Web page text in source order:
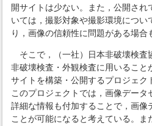
開サイトは少ない。また，公開さ
いては，撮影対象や撮影環境につい
り，画像の信頼性に問題がある場合
そこで，（一社）日本非破壊検査
非破壊検査・外観検査に用いること
サイトを構築・公開するプロジェク
このプロジェクトでは，画像データ
詳細な情報も付加することで，画像
ことが可能になると考えている。ま